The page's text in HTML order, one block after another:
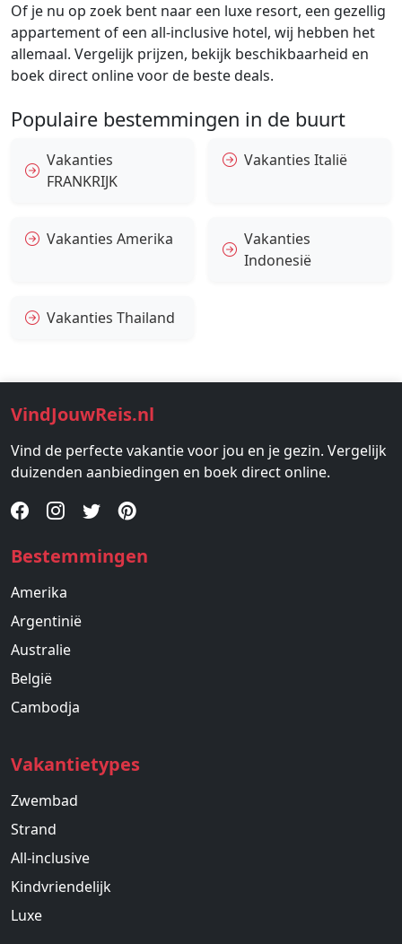
Of je nu op zoek bent naar een luxe resort, een gezellig
appartement of een all-inclusive hotel, wij hebben het
allemaal. Vergelijk prijzen, bekijk beschikbaarheid en
boek direct online voor de beste deals.
Populaire bestemmingen in de buurt
Vakanties
FRANKRIJK
Vakanties Italië
Vakanties Amerika
Vakanties
Indonesië
Vakanties Thailand
VindJouwReis.nl
Vind de perfecte vakantie voor jou en je gezin. Vergelijk
duizenden aanbiedingen en boek direct online.
Bestemmingen
Amerika
Argentinië
Australie
België
Cambodja
Vakantietypes
Zwembad
Strand
All-inclusive
Kindvriendelijk
Luxe